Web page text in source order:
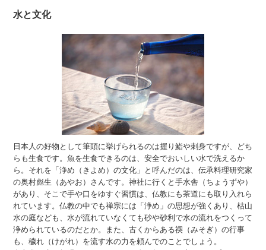
水と文化
日本人の好物として筆頭に挙げられるのは握り鮨や刺身ですが、どち
らも生食です。魚を生食できるのは、安全でおいしい水で洗えるか
ら。それを「浄め（きよめ）の文化」と呼んだのは、伝承料理研究家
の奥村彪生（あやお）さんです。神社に行くと手水舎（ちょうずや）
があり、そこで手や口をゆすぐ習慣は、仏教にも茶道にも取り入れら
れています。仏教の中でも禅宗には「浄め」の思想が強くあり、枯山
水の庭なども、水が流れていなくても砂や砂利で水の流れをつくって
浄められているのだとか。また、古くからある禊（みそぎ）の行事
も、穢れ（けがれ）を流す水の力を頼んでのことでしょう。